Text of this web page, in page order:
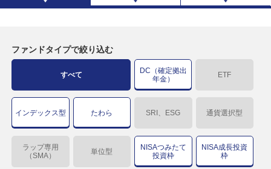
ファンドタイプで絞り込む
すべて
DC（確定拠出
年金）
ETF
インデックス型 たわら SRI、ESG 通貨選択型
ラップ専用
（SMA）
単位型
NISAつみたて
投資枠
NISA成長投資
枠